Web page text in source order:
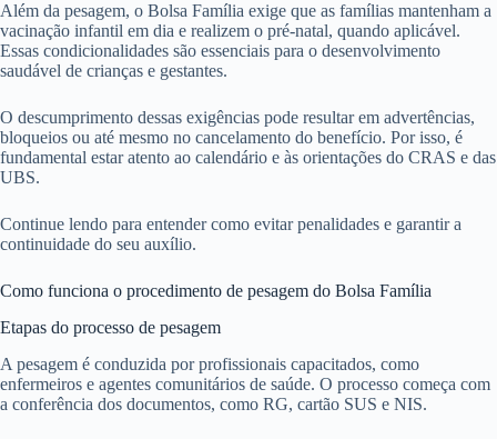
Além da pesagem, o Bolsa Família exige que as famílias mantenham a
vacinação infantil em dia e realizem o pré-natal, quando aplicável.
Essas condicionalidades são essenciais para o desenvolvimento
saudável de crianças e gestantes.
O descumprimento dessas exigências pode resultar em advertências,
bloqueios ou até mesmo no cancelamento do benefício. Por isso, é
fundamental estar atento ao calendário e às orientações do CRAS e das
UBS.
Continue lendo para entender como evitar penalidades e garantir a
continuidade do seu auxílio.
Como funciona o procedimento de pesagem do Bolsa Família
Etapas do processo de pesagem
A pesagem é conduzida por profissionais capacitados, como
enfermeiros e agentes comunitários de saúde. O processo começa com
a conferência dos documentos, como RG, cartão SUS e NIS.